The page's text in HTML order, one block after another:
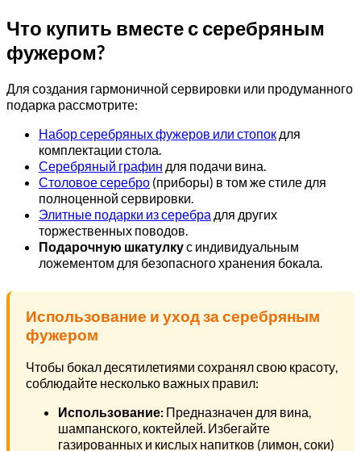
Что купить вместе с серебряным
фужером?
Для создания гармоничной сервировки или продуманного
подарка рассмотрите:
Набор серебряных фужеров или стопок для
комплектации стола.
Серебряный графин для подачи вина.
Столовое серебро (приборы) в том же стиле для
полноценной сервировки.
Элитные подарки из серебра для других
торжественных поводов.
Подарочную шкатулкус индивидуальным
ложементом для безопасного хранения бокала.
Использование и уход за серебряным
фужером
Чтобы бокал десятилетиями сохранял свою красоту,
соблюдайте несколько важных правил:
Использование: Предназначен для вина,
шампанского, коктейлей. Избегайте
газированных и кислых напитков (лимон, соки)